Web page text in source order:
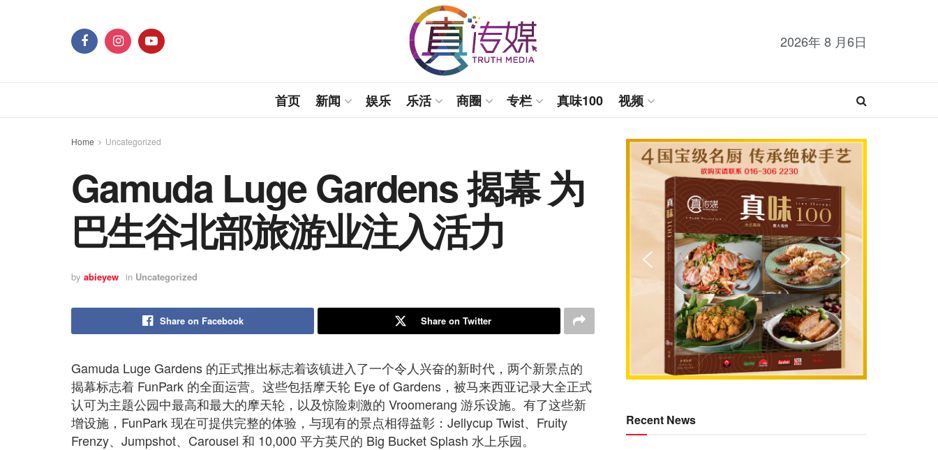
2026年 8 月6日
首页 新闻 娱乐 乐活 商圈 专栏 真味100 视频
Home Uncategorized
Gamuda Luge Gardens 揭幕 为
巴生谷北部旅游业注入活力
by abieyew in Uncategorized
Share on Facebook Share on Twitter
Gamuda Luge Gardens 的正式推出标志着该镇进入了一个令人兴奋的新时代，两个新景点的
揭幕标志着 FunPark 的全面运营。这些包括摩天轮 Eye of Gardens，被马来西亚记录大全正式
认可为主题公园中最高和最大的摩天轮，以及惊险刺激的 Vroomerang 游乐设施。有了这些新
增设施，FunPark 现在可提供完整的体验，与现有的景点相得益彰：Jellycup Twist、Fruity
Frenzy、Jumpshot、Carousel 和 10,000 平方英尺的 Big Bucket Splash 水上乐园。
Recent News